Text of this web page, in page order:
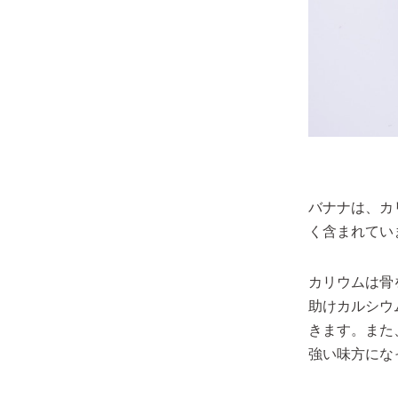
バナナは、カ
く含まれてい
カリウムは
助けカルシ
きます。ま
強い味方にな